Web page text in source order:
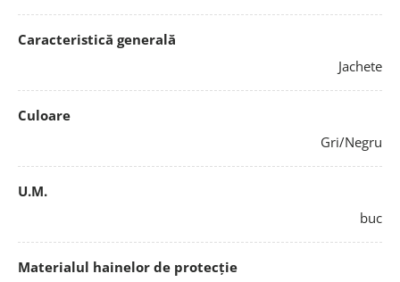
Caracteristică generală
Jachete
Culoare
Gri/Negru
U.M.
buc
Materialul hainelor de protecție